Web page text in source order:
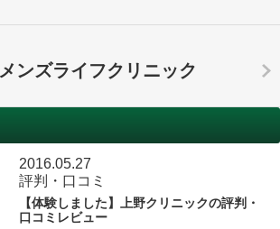
メンズライフクリニック
2016.05.27
評判・口コミ
【体験しました】上野クリニックの評判・
口コミレビュー